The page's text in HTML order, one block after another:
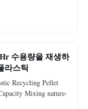
The complete waste
discarded
수용량을 재생하
라스틱
Recycling Pellet
Mixing nature-